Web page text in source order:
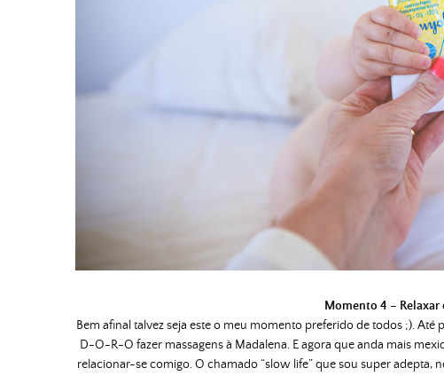
Momento 4 – Relaxar
Bem afinal talvez seja este o meu momento preferido de todos ;).
D-O-R-O fazer massagens à Madalena. E agora que anda mais
relacionar-se comigo. O chamado “slow life” que sou super adepta,